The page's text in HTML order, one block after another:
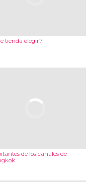
tienda elegir?
de los canales de